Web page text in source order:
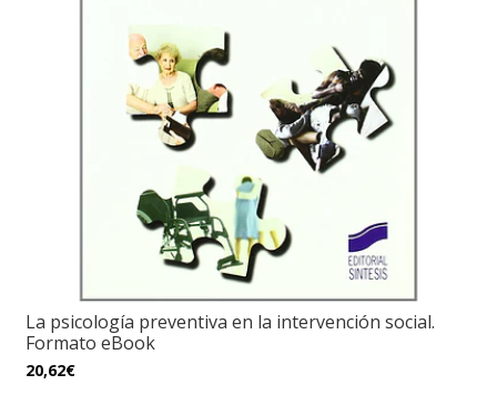
La psicología preventiva en la intervención social.
Formato eBook
20,62€